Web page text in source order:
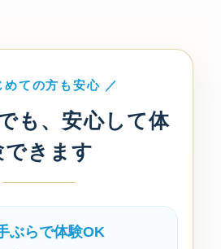
めての方も安心 ／
も、安心して体
できます
ぶらで体験OK